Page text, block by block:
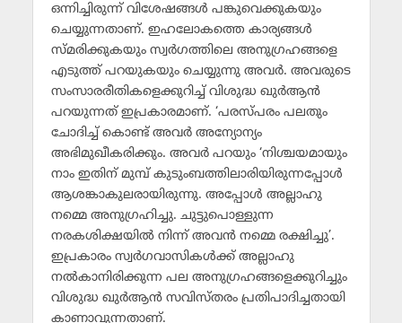
ഒന്നിച്ചിരുന്ന് വിശേഷങ്ങള്‍ പങ്കുവെക്കുകയും
ചെയ്യുന്നതാണ്. ഇഹലോകത്തെ കാര്യങ്ങള്‍
സ്മരിക്കുകയും സ്വര്‍ഗത്തിലെ അനുഗ്രഹങ്ങളെ
എടുത്ത് പറയുകയും ചെയ്യുന്നു അവര്‍. അവരുടെ
സംസാരരീതികളെക്കുറിച്ച് വിശുദ്ധ ഖുര്‍ആന്‍
പറയുന്നത് ഇപ്രകാരമാണ്. ‘പരസ്പരം പലതും
ചോദിച്ച് കൊണ്ട് അവര്‍ അന്യോന്യം
അഭിമുഖീകരിക്കും. അവര്‍ പറയും ‘നിശ്ചയമായും
നാം ഇതിന് മുമ്പ് കുടുംബത്തിലാരിയിരുന്നപ്പോള്‍
ആശങ്കാകുലരായിരുന്നു. അപ്പോള്‍ അല്ലാഹു
നമ്മെ അനുഗ്രഹിച്ചു. ചുട്ടുപൊള്ളുന്ന
നരകശിക്ഷയില്‍ നിന്ന് അവന്‍ നമ്മെ രക്ഷിച്ചു’.
ഇപ്രകാരം സ്വര്‍ഗവാസികള്‍ക്ക് അല്ലാഹു
നല്‍കാനിരിക്കുന്ന പല അനുഗ്രഹങ്ങളെക്കുറിച്ചും
വിശുദ്ധ ഖുര്‍ആന്‍ സവിസ്തരം പ്രതിപാദിച്ചതായി
കാണാവുന്നതാണ്.